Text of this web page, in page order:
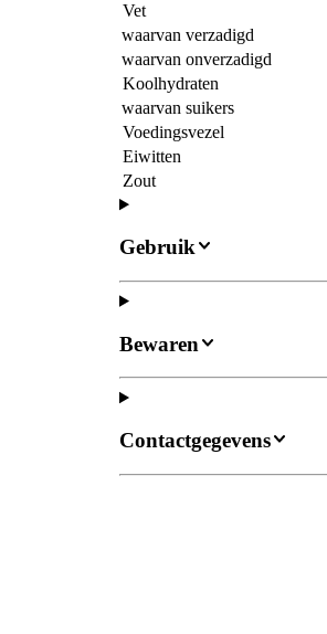
Vet
waarvan verzadigd
waarvan onverzadigd
Koolhydraten
waarvan suikers
Voedingsvezel
Eiwitten
Zout
Gebruik
Bewaren
Contactgegevens